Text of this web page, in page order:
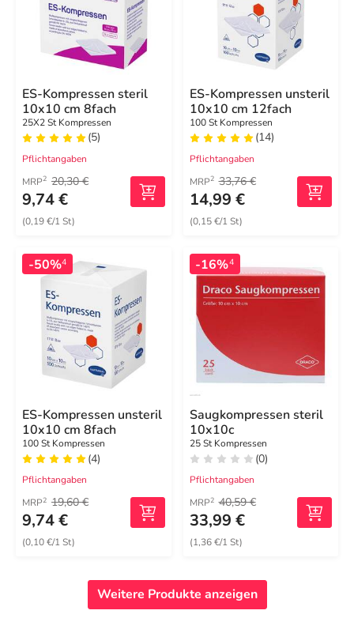
ES-Kompressen steril
10x10 cm 8fach
25X2 St Kompressen
(5)
Pflichtangaben
MRP2 20,30 €
9,74 €
(0,19 €/1 St)
ES-Kompressen unsteril
10x10 cm 12fach
100 St Kompressen
(14)
Pflichtangaben
MRP2 33,76 €
14,99 €
(0,15 €/1 St)
-50%4
ES-Kompressen unsteril
10x10 cm 8fach
100 St Kompressen
(4)
Pflichtangaben
MRP2 19,60 €
9,74 €
(0,10 €/1 St)
-16%4
Saugkompressen steril
10x10c
25 St Kompressen
(0)
Pflichtangaben
MRP2 40,59 €
33,99 €
(1,36 €/1 St)
Weitere Produkte anzeigen